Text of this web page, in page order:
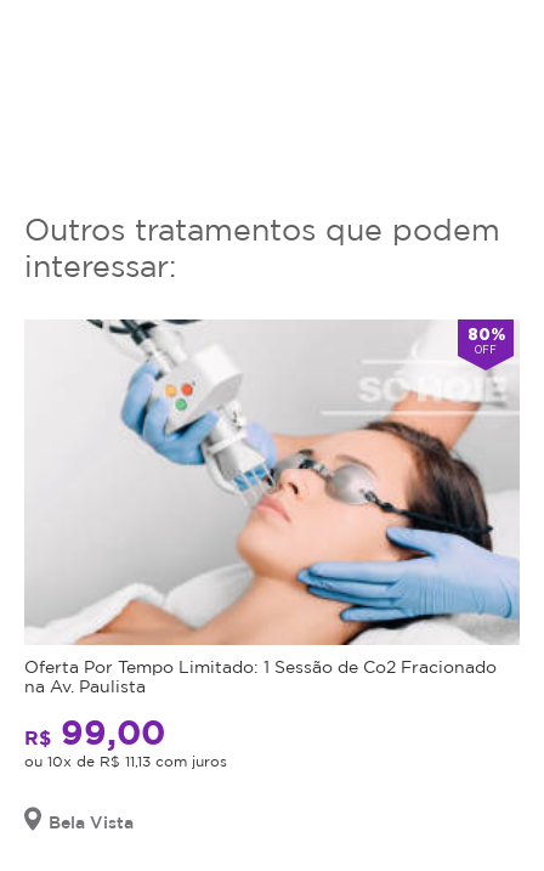
Outros tratamentos que podem
interessar:
80%
OFF
Oferta Por Tempo Limitado: 1 Sessão de Co2 Fracionado
na Av. Paulista
R$ 99,00
ou 10x de R$ 11,13 com juros
Bela Vista